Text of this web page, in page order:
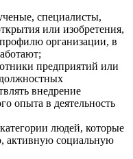
специалисты,
или изобретения,
организации, в
предприятий или
внедрение
опыта в деятельность
людей, которые
активную социальную